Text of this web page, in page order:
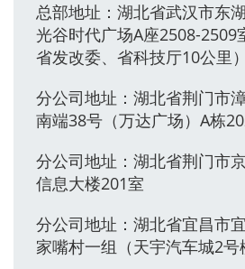
总部地址：湖北省武汉市东
光谷时代广场A座2508-2509
省发改委、省科技厅10公里）
分公司地址：湖北省荆门市
南端38号（万达广场）A栋
分公司地址：湖北省荆门市
信息大楼201室
分公司地址：湖北省宜昌市
家嘴村一组（天宇汽车城2号